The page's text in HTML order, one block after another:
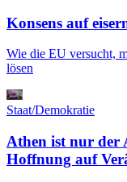
Konsens auf
Wie die EU versucht,
lösen
Staat/Demokratie
Athen ist nur der
Hoffnung auf